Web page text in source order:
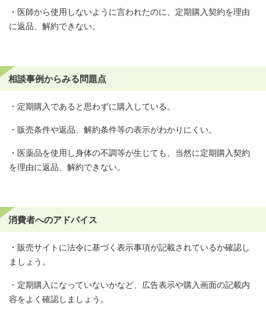
・医師から使用しないように言われたのに、定期購入契約を理由
に返品、解約できない。
相談事例からみる問題点
・定期購入であると思わずに購入している。
・販売条件や返品、解約条件等の表示がわかりにくい。
・医薬品を使用し身体の不調等が生じても、当然に定期購入契約
を理由に返品、解約できない。
消費者へのアドバイス
・販売サイトに法令に基づく表示事項が記載されているか確認し
ましょう。
・定期購入になっていないかなど、広告表示や購入画面の記載内
容をよく確認しましょう。